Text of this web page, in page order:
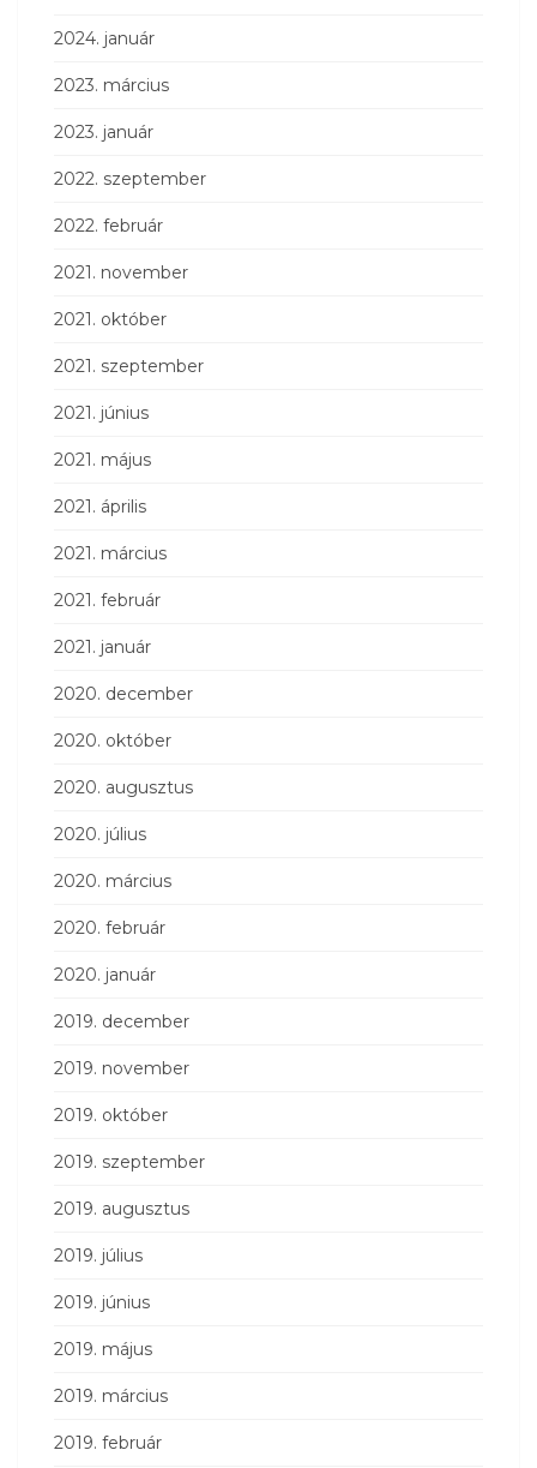
2024. január
2023. március
2023. január
2022. szeptember
2022. február
2021. november
2021. október
2021. szeptember
2021. június
2021. május
2021. április
2021. március
2021. február
2021. január
2020. december
2020. október
2020. augusztus
2020. július
2020. március
2020. február
2020. január
2019. december
2019. november
2019. október
2019. szeptember
2019. augusztus
2019. július
2019. június
2019. május
2019. március
2019. február